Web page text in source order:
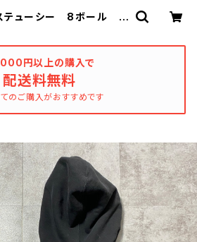
ューシー 8ボール 立
円以上の購入で
配送料無料
のご購入がおすすめです